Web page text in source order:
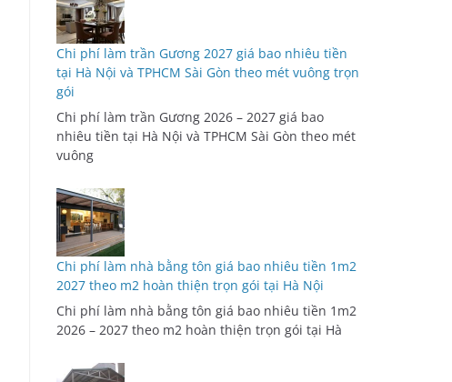
Chi phí làm trần Gương 2027 giá bao nhiêu tiền
tại Hà Nội và TPHCM Sài Gòn theo mét vuông trọn
gói
Chi phí làm trần Gương 2026 – 2027 giá bao
nhiêu tiền tại Hà Nội và TPHCM Sài Gòn theo mét
vuông
Chi phí làm nhà bằng tôn giá bao nhiêu tiền 1m2
2027 theo m2 hoàn thiện trọn gói tại Hà Nội
Chi phí làm nhà bằng tôn giá bao nhiêu tiền 1m2
2026 – 2027 theo m2 hoàn thiện trọn gói tại Hà